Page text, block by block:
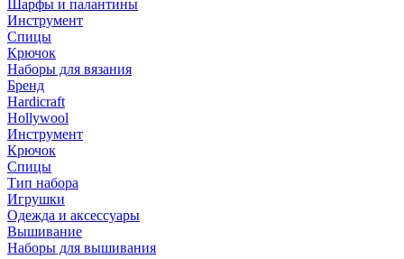
Шарфы и палантины
Инструмент
Спицы
Крючок
Наборы для вязания
Бренд
Hardicraft
Hollywool
Инструмент
Крючок
Спицы
Тип набора
Игрушки
Одежда и аксессуары
Вышивание
Наборы для вышивания